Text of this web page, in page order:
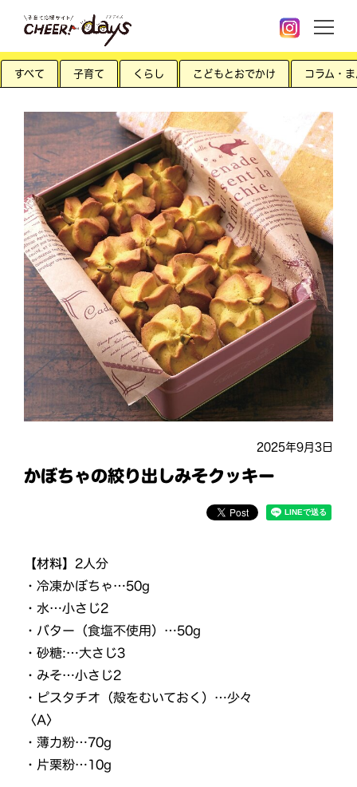
すべて 子育て くらし こどもとおでかけ コラム・
2025年9月3日
かぼちゃの絞り出しみそクッキー
【材料】 2人分
・冷凍かぼちゃ…50g
・水…小さじ2
・バター（食塩不使用）…50g
・砂糖:…大さじ3
・みそ…小さじ2
・ピスタチオ（殻をむいておく）…少々
〈A〉
・薄力粉…70g
・片栗粉…10g